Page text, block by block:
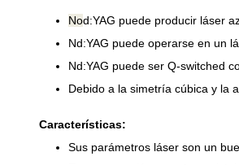
Nod:YAG puede producir láser
Nd:YAG puede operarse en un
Nd:YAG puede ser Q-switched
Debido a la simetría cúbica y la
Características:
Sus parámetros láser son un